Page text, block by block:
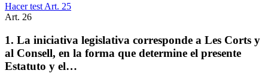
Hacer test Art. 25
Art. 26
1. La iniciativa legislativa corresponde a Les Corts y
al Consell, en la forma que determine el presente
Estatuto y el…